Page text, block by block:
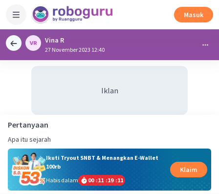
Masuk
Vina R
27 November 2023 12:40
Iklan
Pertanyaan
Apa itu sejarah
Ikuti Tryout SNBT & Menangkan E-Wallet
100rb
Habis dalam
00 :11 :19 :10
Klaim